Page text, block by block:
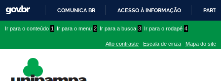
PARA
CONTEÚDO
COMUNICA BR ACESSO À INFORMAÇÃO
conteúdo
menu
superior
menu
Ir para o conteúdo 1 Ir para o menu 2 Ir para a busca 3 Ir para o rodapé 4
Alto contraste Escala de cinza Mapa do site